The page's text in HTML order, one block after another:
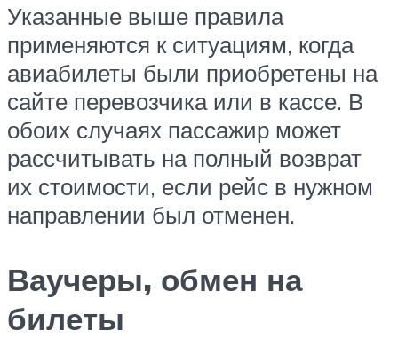
Указанные выше правила
применяются к ситуациям, когда
авиабилеты были приобретены на
сайте перевозчика или в кассе. В
обоих случаях пассажир может
рассчитывать на полный возврат
их стоимости, если рейс в нужном
направлении был отменен.
Ваучеры, обмен на
билеты